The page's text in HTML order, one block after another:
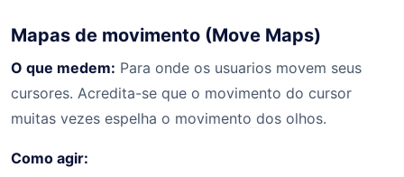
Mapas de movimento (Move Maps)
O que medem: Para onde os usuarios movem seus
cursores. Acredita-se que o movimento do cursor
muitas vezes espelha o movimento dos olhos.
Como agir: